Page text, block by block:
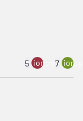
5 ion:minus
7